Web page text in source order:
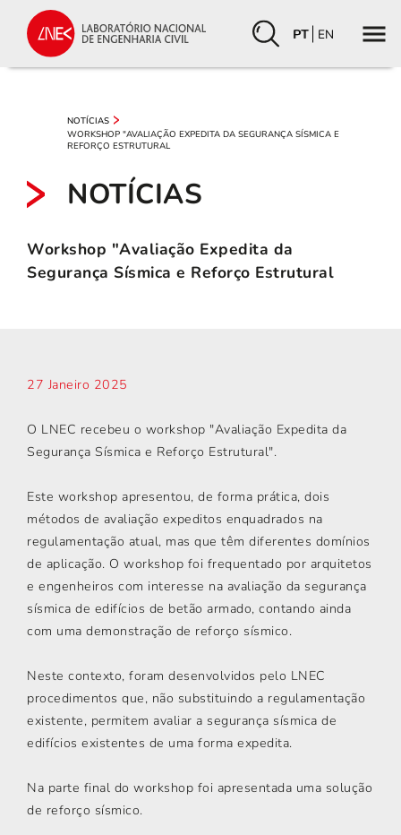
PT EN
NOTÍCIAS
WORKSHOP "AVALIAÇÃO EXPEDITA DA SEGURANÇA SÍSMICA E
REFORÇO ESTRUTURAL
NOTÍCIAS
Workshop "Avaliação Expedita da
Segurança Sísmica e Reforço Estrutural
27 Janeiro 2025
O LNEC recebeu o workshop "Avaliação Expedita da
Segurança Sísmica e Reforço Estrutural".
Este workshop apresentou, de forma prática, dois
métodos de avaliação expeditos enquadrados na
regulamentação atual, mas que têm diferentes domínios
de aplicação. O workshop foi frequentado por arquitetos
e engenheiros com interesse na avaliação da segurança
sísmica de edifícios de betão armado, contando ainda
com uma demonstração de reforço sísmico.
Neste contexto, foram desenvolvidos pelo LNEC
procedimentos que, não substituindo a regulamentação
existente, permitem avaliar a segurança sísmica de
edifícios existentes de uma forma expedita.
Na parte final do workshop foi apresentada uma solução
de reforço sísmico.